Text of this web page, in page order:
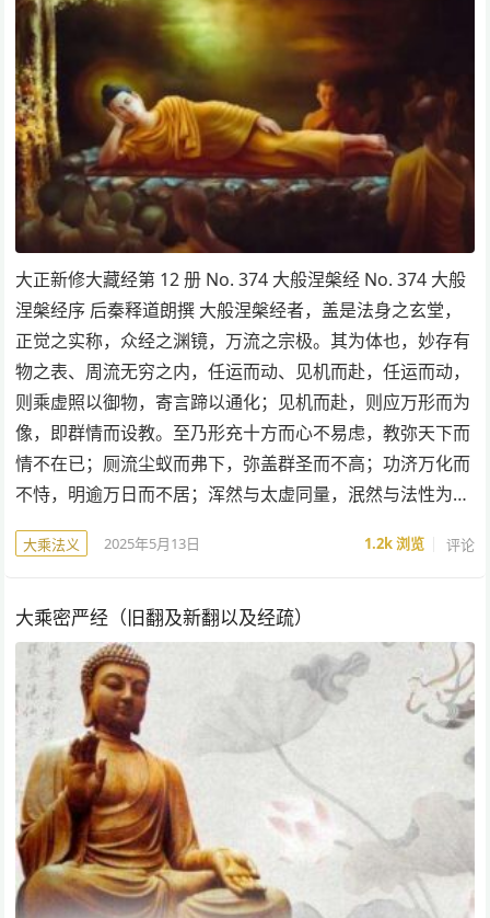
大正新修大藏经第 12 册 No. 374 大般涅槃经 No. 374 大般
涅槃经序 后秦释道朗撰 大般涅槃经者，盖是法身之玄堂，
正觉之实称，众经之渊镜，万流之宗极。其为体也，妙存有
物之表、周流无穷之内，任运而动、见机而赴，任运而动，
则乘虚照以御物，寄言蹄以通化；见机而赴，则应万形而为
像，即群情而设教。至乃形充十方而心不易虑，教弥天下而
情不在已；厕流尘蚁而弗下，弥盖群圣而不高；功济万化而
不恃，明逾万日而不居；浑然与太虚同量，泯然与法性为…
大乘法义 2025年5月13日 1.2k浏览 评论
大乘密严经（旧翻及新翻以及经疏）